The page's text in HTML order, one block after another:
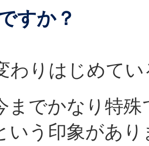
すか？
わりはじめて
までかなり特
いう印象があ